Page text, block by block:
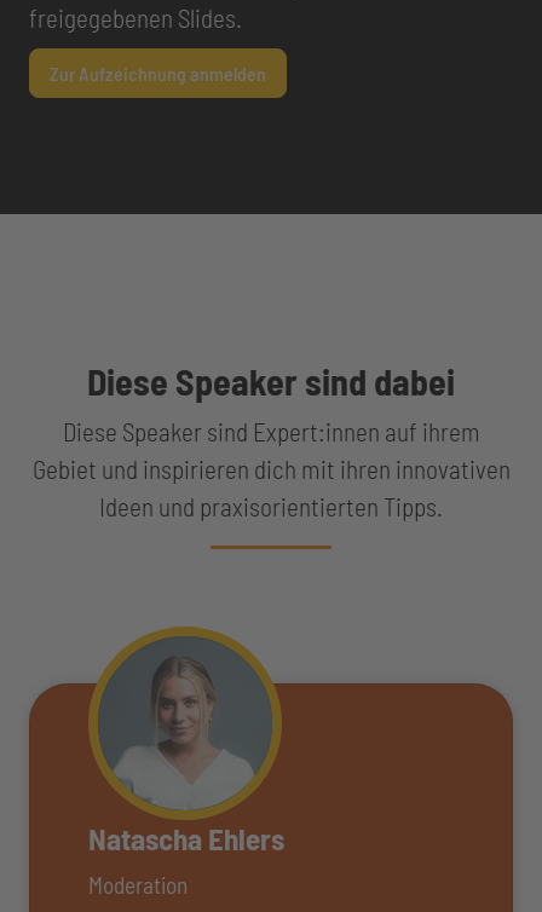
freigegebenen Slides.
Zur Aufzeichnung anmelden
Diese Speaker sind dabei
Diese Speaker sind Expert:innen auf ihrem
Gebiet und inspirieren dich mit ihren innovativen
Ideen und praxisorientierten Tipps.
Natascha Ehlers
Moderation